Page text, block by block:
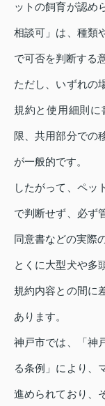
ットの飼育が認め
相談可」は、種類
で可否を判断する
ただし、いずれの
規約と使用細則に
限、共用部分での
が一般的です。
したがって、ペッ
で判断せず、必ず
同意書などの実際
とくに大型犬や多
規約内容との間に
あります。
神戸市では、「神
る条例」により、
進められており、